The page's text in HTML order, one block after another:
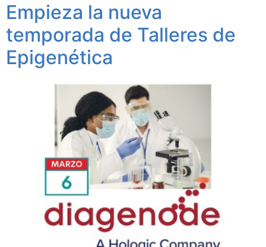
Empieza la nueva
temporada de Talleres de
Epigenética